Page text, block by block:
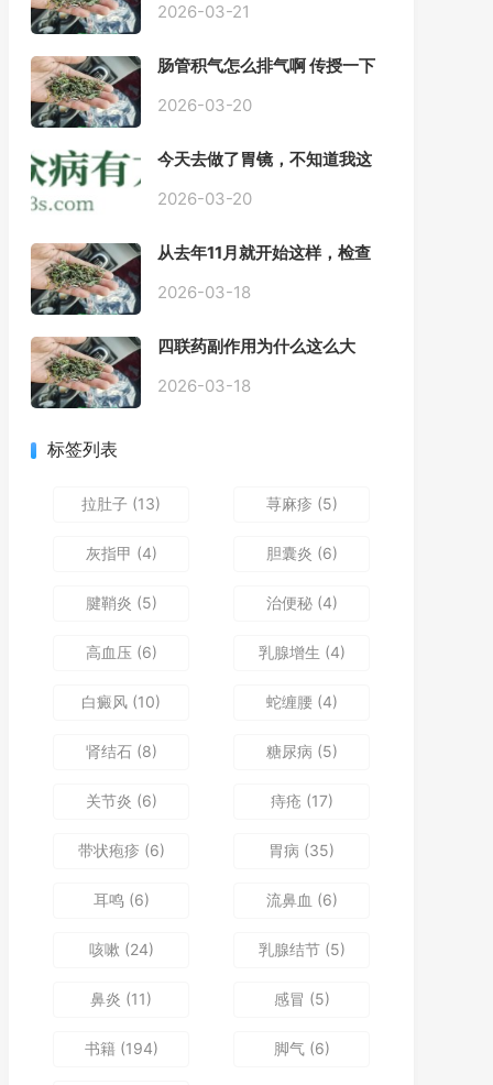
己上网查又吓睡不着，到底严
2026-03-21
肠管积气怎么排气啊 传授一下
2026-03-20
今天去做了胃镜，不知道我这
2026-03-20
从去年11月就开始这样，检查
是轻微的胃炎，胃不疼，但是
感，打出来就好一些，还一直
打空嗝，各种药吃了都没效果
2026-03-18
四联药副作用为什么这么大
2026-03-18
标签列表
拉肚子 (13) 荨麻疹 (5)
灰指甲 (4) 胆囊炎 (6)
腱鞘炎 (5) 治便秘(4)
高血压(6) 乳腺增生 (4)
白癜风 (10) 蛇缠腰(4)
肾结石(8) 糖尿病 (5)
关节炎 (6) 痔疮 (17)
带状疱疹 (6) 胃病 (35)
耳鸣(6) 流鼻血 (6)
咳嗽 (24) 乳腺结节(5)
鼻炎 (11) 感冒 (5)
书籍(194) 脚气(6)